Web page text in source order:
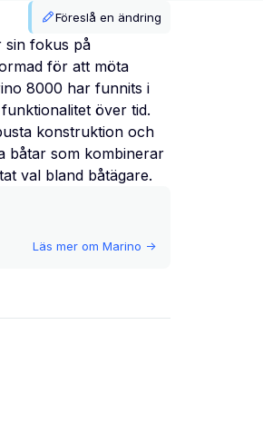
Föreslå en ändring
sin fokus på
för att möta
8000 har funnits i
över tid.
konstruktion och
båtar som kombinerar
val bland båtägare.
Läs mer om Marino ->